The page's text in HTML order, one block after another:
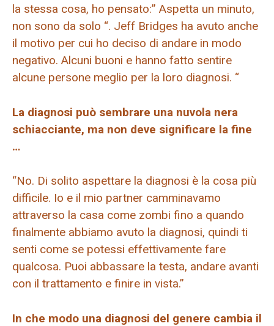
la stessa cosa, ho pensato:” Aspetta un minuto,
non sono da solo “. Jeff Bridges ha avuto anche
il motivo per cui ho deciso di andare in modo
negativo. Alcuni buoni e hanno fatto sentire
alcune persone meglio per la loro diagnosi. “
La diagnosi può sembrare una nuvola nera
schiacciante, ma non deve significare la fine
…
“No. Di solito aspettare la diagnosi è la cosa più
difficile. Io e il mio partner camminavamo
attraverso la casa come zombi fino a quando
finalmente abbiamo avuto la diagnosi, quindi ti
senti come se potessi effettivamente fare
qualcosa. Puoi abbassare la testa, andare avanti
con il trattamento e finire in vista.”
In che modo una diagnosi del genere cambia il